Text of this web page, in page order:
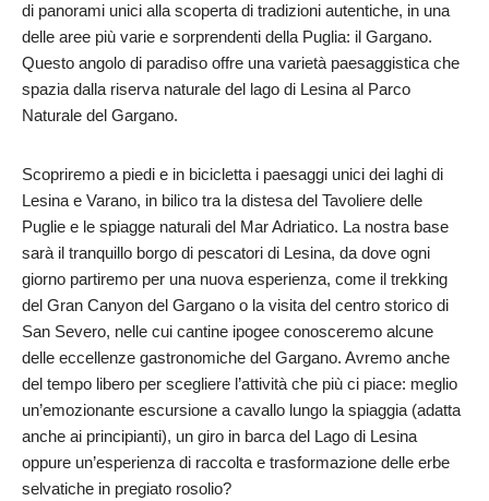
di panorami unici alla scoperta di tradizioni autentiche, in una
delle aree più varie e sorprendenti della Puglia: il Gargano.
Questo angolo di paradiso offre una varietà paesaggistica che
spazia dalla riserva naturale del lago di Lesina al Parco
Naturale del Gargano.
Scopriremo a piedi e in bicicletta i paesaggi unici dei laghi di
Lesina e Varano, in bilico tra la distesa del Tavoliere delle
Puglie e le spiagge naturali del Mar Adriatico. La nostra base
sarà il tranquillo borgo di pescatori di Lesina, da dove ogni
giorno partiremo per una nuova esperienza, come il trekking
del Gran Canyon del Gargano o la visita del centro storico di
San Severo, nelle cui cantine ipogee conosceremo alcune
delle eccellenze gastronomiche del Gargano. Avremo anche
del tempo libero per scegliere l’attività che più ci piace: meglio
un’emozionante escursione a cavallo lungo la spiaggia (adatta
anche ai principianti), un giro in barca del Lago di Lesina
oppure un’esperienza di raccolta e trasformazione delle erbe
selvatiche in pregiato rosolio?